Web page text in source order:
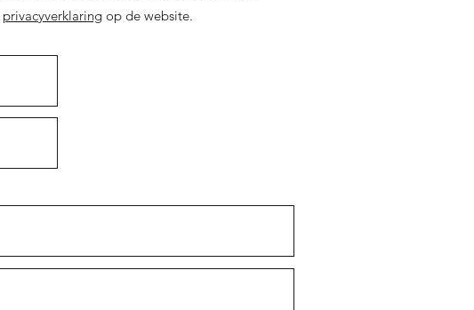
privacyverklaringop de website.